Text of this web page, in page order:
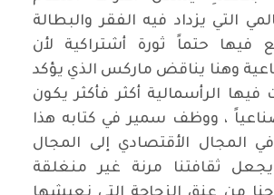
التي يزداد فيه الفقر والبطالة
حتماً ثورة أشتراكية لأن
وهنا يناقض ماركس الذي يؤكد
الرأسمالية أكثر فأكثر يكون
، ووظف سمير في كتابه هذا
في المجال الأقتصادي إلى المجال
ثقافتنا مرنة غير منغلقة